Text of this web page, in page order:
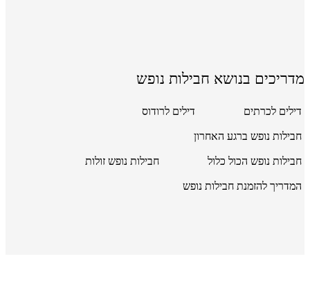
מדריכים בנושא חבילות נופש
דילים לכרתים דילים לרודוס
חבילות נופש ברגע האחרון
חבילות נופש הכול כלול חבילות נופש זולות
המדריך להזמנת חבילות נופש